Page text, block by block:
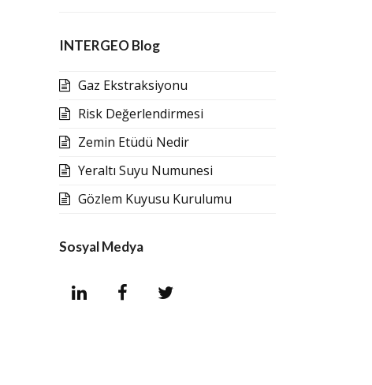
INTERGEO Blog
Gaz Ekstraksiyonu
Risk Değerlendirmesi
Zemin Etüdü Nedir
Yeraltı Suyu Numunesi
Gözlem Kuyusu Kurulumu
Sosyal Medya
L